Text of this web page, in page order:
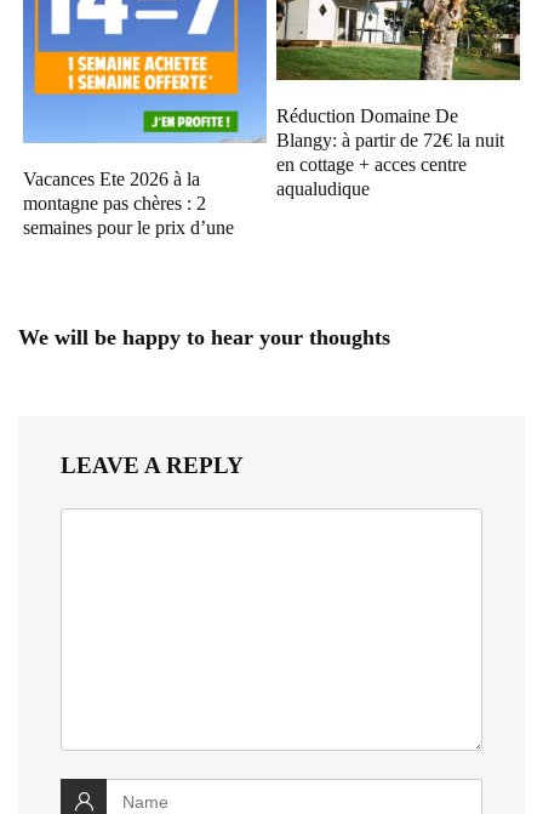
Vacances Ete 2026 à la
montagne pas chères : 2
semaines pour le prix d’une
Réduction Domaine De
Blangy: à partir de 72€ la nuit
en cottage + acces centre
aqualudique
We will be happy to hear your thoughts
LEAVE A REPLY